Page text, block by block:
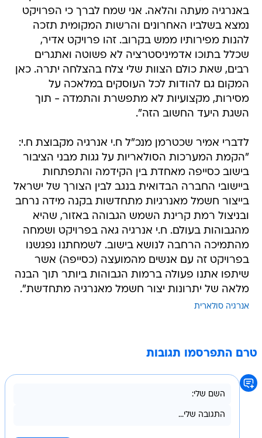
באנרגיה מעתה והלאה. אני שמח לברך כי הפרויקט
נמצא בשלביו האחרונים והרשות המקומית תזכה
להנות מפירותיו ממש בקרוב. זהו פרויקט אדיר,
שכלל בתוכו אדמיניסטרציה לא פשוטה ואתגרים
רבים, שאת כולם הצוות שלי צלח בהצלחה יתרה. כאן
המקום גם להודות לכל העוסקים במלאכה על
מסירות, מקצועיות לא מתפשרת והתמדה - תוך
השגת היעד החשוב הזה".
לדברי אמיר שכטרמן מנכ"ל ח.י אנרגיה מקבוצת ח.י:
"הקמת המערכות הסולאריות על גגות מבני הציבור
בישוב כסייפה מאחדת בין הקידמה והתפתחות
ביישובי החברה הבדואית בנגב לבין הצורך של ישראל
בייצור חשמל מאנרגיות מתחדשות בקנה מידה נרחב
ובניצול רמת קרינת השמש הגבוהה באזור, שהיא
מהגבוהות בעולם. ח.י אנרגיה גאה בפרויקט ושמחה
מהתמיכה הרחבה לנושא בישוב. לשמחתנו נפגשנו
בפרויקט זה עם אנשים מהמועצה (כסייפה) אשר
שיתפו אתנו פעולה ברמות הגבוהות ביותר תוך הבנה
מלאה של יתרונות יצור חשמל מאנרגיה מתחדשת".
אנרגיה סולארית
טרם התפרסמו תגובות